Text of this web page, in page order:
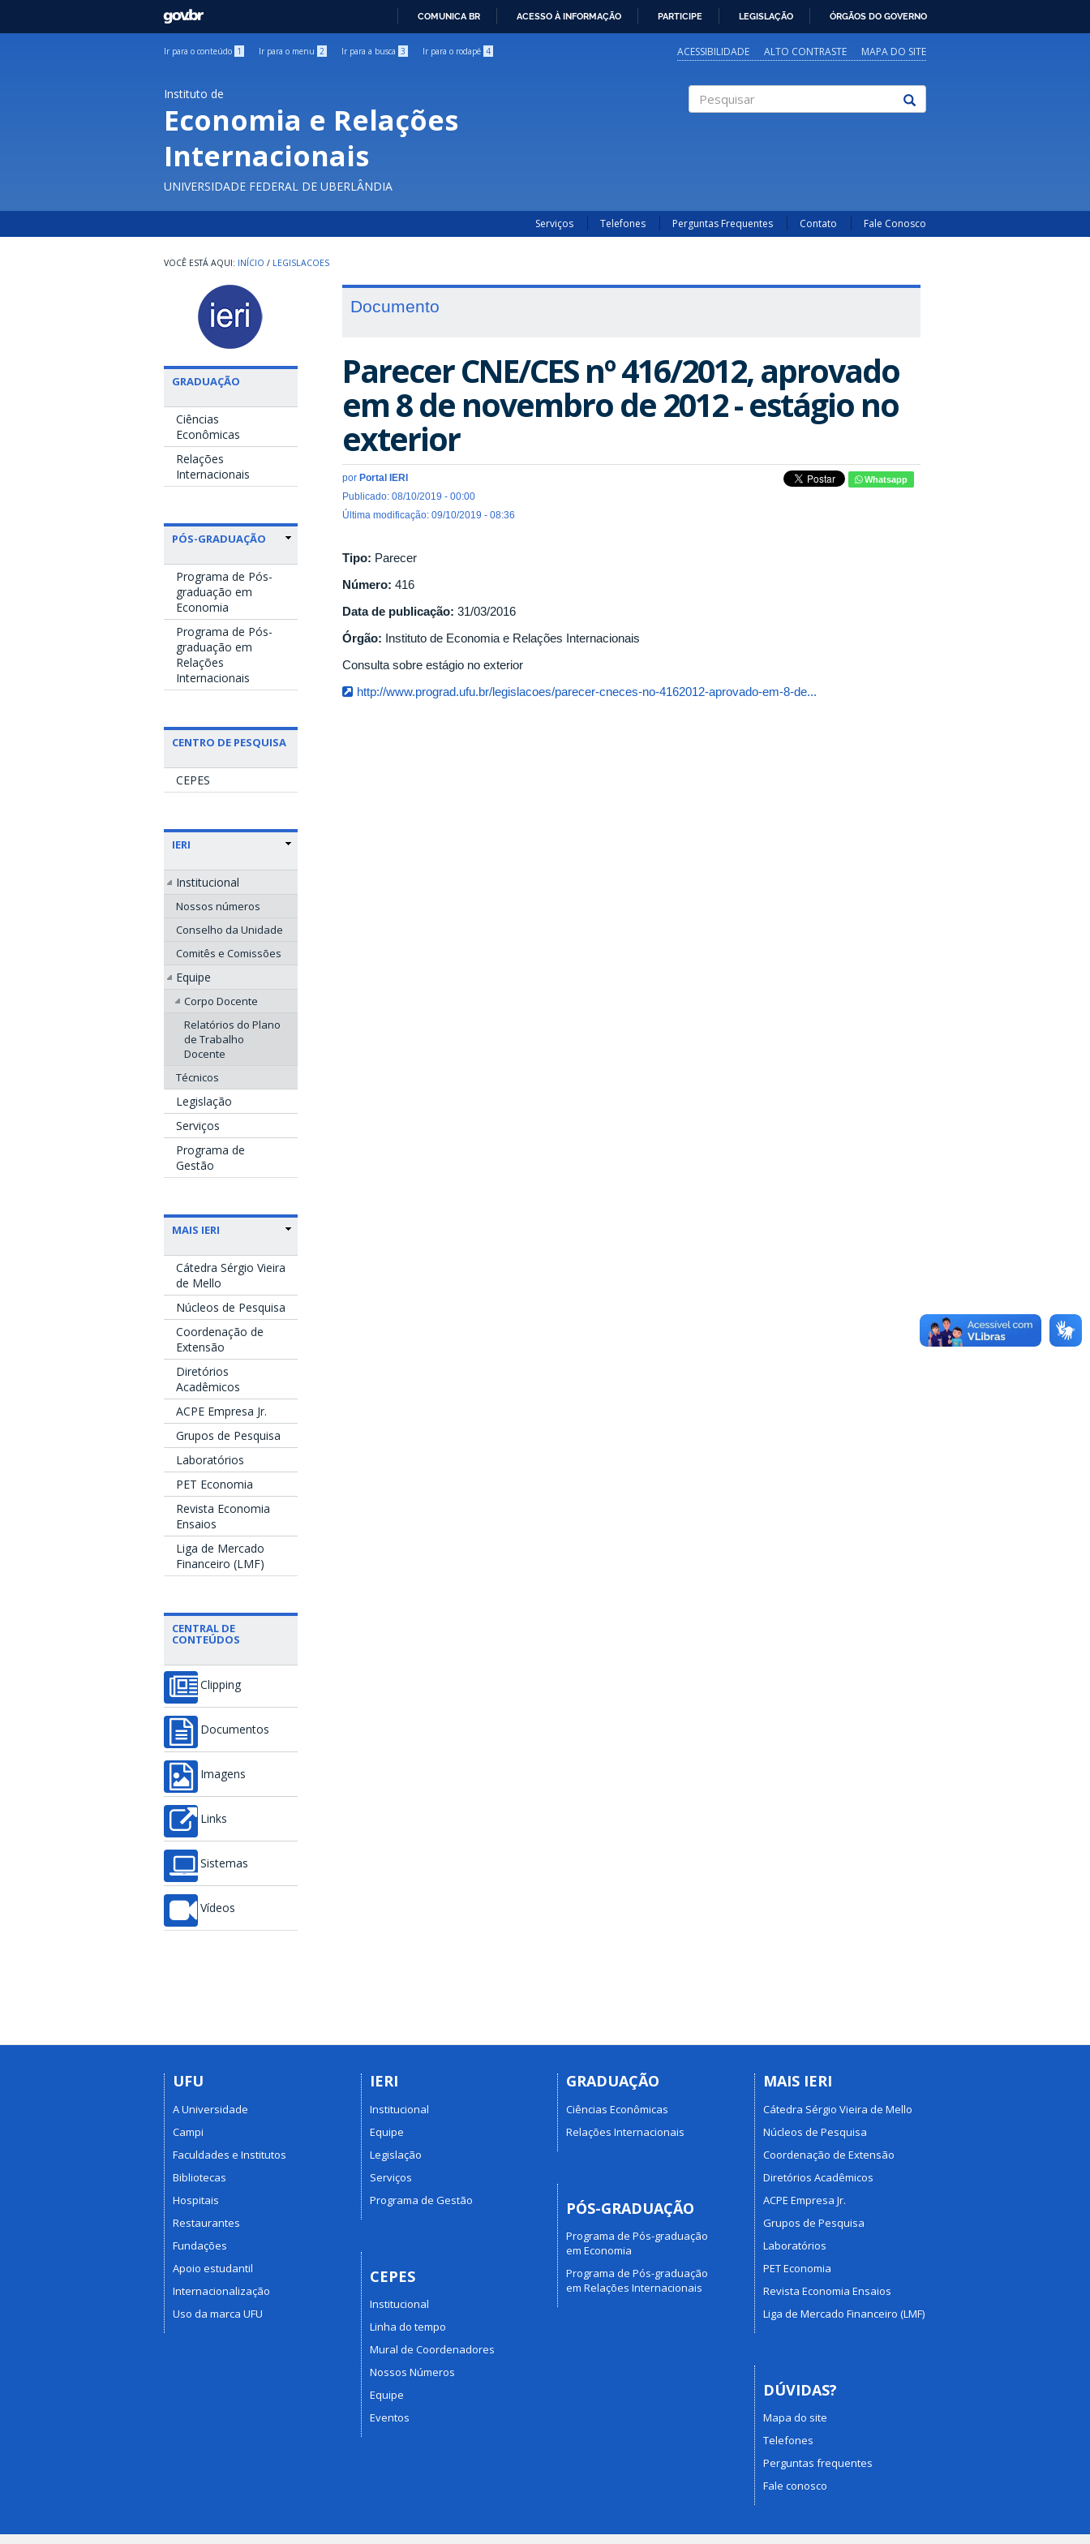
GOVBR
COMUNICA BR ACESSO À INFORMAÇÃO PARTICIPE LEGISLAÇÃO ÓRGÃOS DO GOVERNO
Ir para o conteúdo 1 Ir para o menu 2 Ir para a busca 3 Ir para o rodapé 4 ACESSIBILIDADE ALTO CONTRASTE MAPA DO SITE
Instituto de
Economia e Relações
Internacionais
UNIVERSIDADE FEDERAL DE UBERLÂNDIA
Serviços Telefones Perguntas Frequentes Contato Fale Conosco
INÍCIO / LEGISLACOES
GRADUAÇÃO
Ciências
Econômicas
Relações
Internacionais
PÓS-GRADUAÇÃO
Programa de Pós-
graduação em
Economia
Programa de Pós-
graduação em
Relações
Internacionais
CENTRO DE PESQUISA
CEPES
IERI
Institucional
Nossos números
Conselho da Unidade
Comitês e Comissões
Equipe
Corpo Docente
Relatórios do Plano
de Trabalho
Docente
Técnicos
Legislação
Serviços
Programa de
Gestão
MAIS IERI
Cátedra Sérgio Vieira
de Mello
Núcleos de Pesquisa
Coordenação de
Extensão
Diretórios
Acadêmicos
ACPE Empresa Jr.
Grupos de Pesquisa
Laboratórios
PET Economia
Revista Economia
Ensaios
Liga de Mercado
Financeiro (LMF)
CENTRAL DE
CONTEÚDOS
Clipping
Documentos
Imagens
Links
Sistemas
Vídeos
Documento
Parecer CNE/CES nº 416/2012, aprovado
em 8 de novembro de 2012 - estágio no
exterior
por Portal IERI
Publicado: 08/10/2019 - 00:00
Última modificação: 09/10/2019 - 08:36
Whatsapp
Tipo: Parecer
Número: 416
Data de publicação: 31/03/2016
Órgão: Instituto de Economia e Relações Internacionais
Consulta sobre estágio no exterior
http://www.prograd.ufu.br/legislacoes/parecer-cneces-no-4162012-aprovado-em-8-de...
UFU
A Universidade
Campi
Faculdades e Institutos
Bibliotecas
Hospitais
Restaurantes
Fundações
Apoio estudantil
Internacionalização
Uso da marca UFU
IERI
Institucional
Equipe
Legislação
Serviços
Programa de Gestão
CEPES
Institucional
Linha do tempo
Mural de Coordenadores
Nossos Números
Equipe
Eventos
GRADUAÇÃO
Ciências Econômicas
Relações Internacionais
PÓS-GRADUAÇÃO
Programa de Pós-graduação
em Economia
Programa de Pós-graduação
em Relações Internacionais
MAIS IERI
Cátedra Sérgio Vieira de Mello
Núcleos de Pesquisa
Coordenação de Extensão
Diretórios Acadêmicos
ACPE Empresa Jr.
Grupos de Pesquisa
Laboratórios
PET Economia
Revista Economia Ensaios
Liga de Mercado Financeiro (LMF)
DÚVIDAS?
Mapa do site
Telefones
Perguntas frequentes
Fale conosco